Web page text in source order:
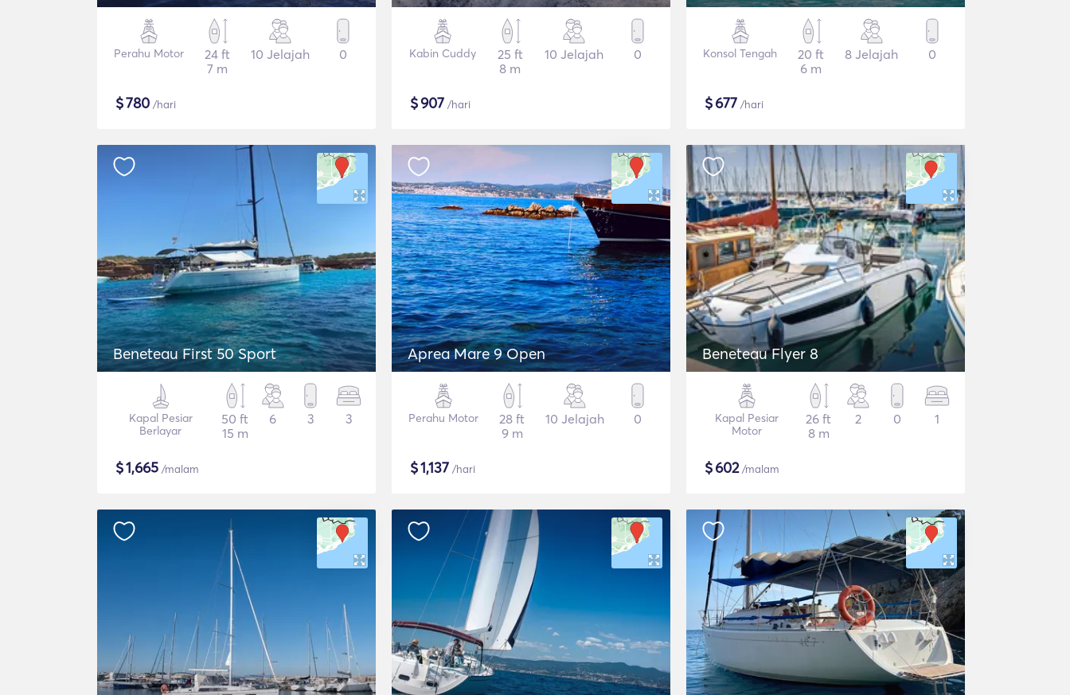
Perahu Motor
24 ft
7 m
10 Jelajah 0
$780 /hari
Kabin Cuddy
25 ft
8 m
10 Jelajah 0
$907 /hari
Konsol Tengah
20 ft
6 m
8 Jelajah 0
$677 /hari
Beneteau First 50 Sport
Kapal Pesiar
Berlayar
50 ft
15 m
6 3 3
$1,665 /malam
Aprea Mare 9 Open
Perahu Motor
28 ft
9 m
10 Jelajah 0
$1,137 /hari
Beneteau Flyer 8
Kapal Pesiar
Motor
26 ft
8 m
2 0 1
$602/malam